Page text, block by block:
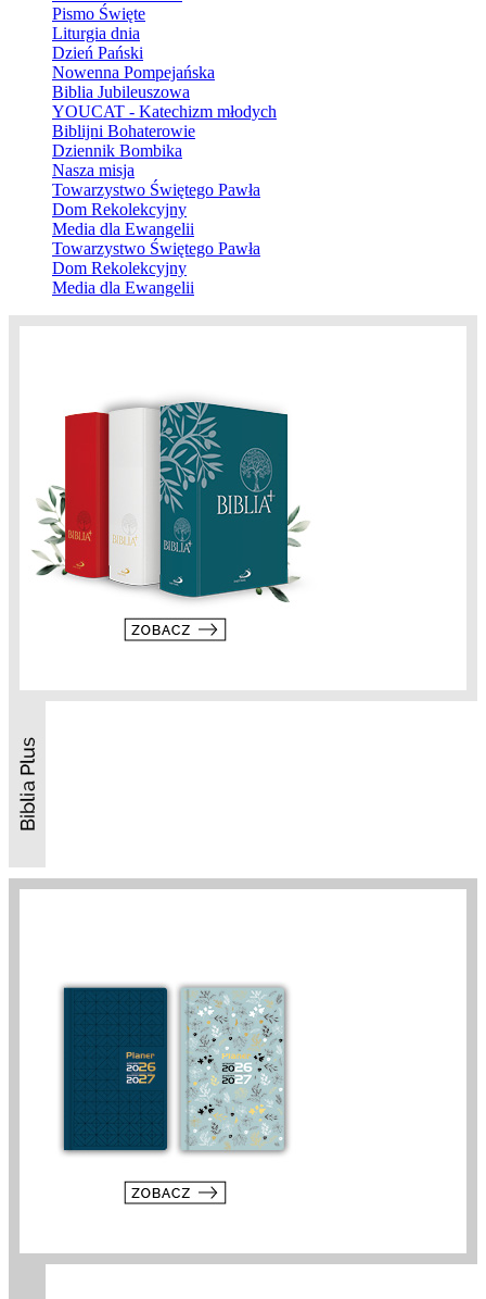
Pismo Święte
Liturgia dnia
Dzień Pański
Nowenna Pompejańska
Biblia Jubileuszowa
YOUCAT - Katechizm młodych
Biblijni Bohaterowie
Dziennik Bombika
Nasza misja
Towarzystwo Świętego Pawła
Dom Rekolekcyjny
Media dla Ewangelii
Towarzystwo Świętego Pawła
Dom Rekolekcyjny
Media dla Ewangelii